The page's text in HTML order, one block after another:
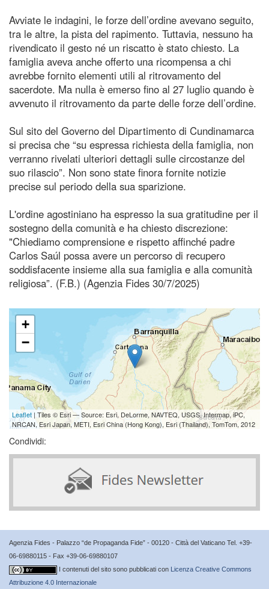
Avviate le indagini, le forze dell’ordine avevano seguito,
tra le altre, la pista del rapimento. Tuttavia, nessuno ha
rivendicato il gesto né un riscatto è stato chiesto. La
famiglia aveva anche offerto una ricompensa a chi
avrebbe fornito elementi utili al ritrovamento del
sacerdote. Ma nulla è emerso fino al 27 luglio quando è
avvenuto il ritrovamento da parte delle forze dell’ordine.
Sul sito del Governo del Dipartimento di Cundinamarca
si precisa che “su espressa richiesta della famiglia, non
verranno rivelati ulteriori dettagli sulle circostanze del
suo rilascio”. Non sono state finora fornite notizie
precise sul periodo della sua sparizione.
L'ordine agostiniano ha espresso la sua gratitudine per il
sostegno della comunità e ha chiesto discrezione:
"Chiediamo comprensione e rispetto affinché padre
Carlos Saúl possa avere un percorso di recupero
soddisfacente insieme alla sua famiglia e alla comunità
religiosa”. (F.B.) (Agenzia Fides 30/7/2025)
+
−
Leaflet | Tiles © Esri — Source: Esri, DeLorme, NAVTEQ, USGS, Intermap, iPC,
NRCAN, Esri Japan, METI, Esri China (Hong Kong), Esri (Thailand), TomTom, 2012
Condividi:
Agenzia Fides - Palazzo “de Propaganda Fide” - 00120 - Città del Vaticano Tel. +39-
06-69880115 - Fax +39-06-69880107
I contenuti del sito sono pubblicati con Licenza Creative Commons
Attribuzione 4.0 Internazionale